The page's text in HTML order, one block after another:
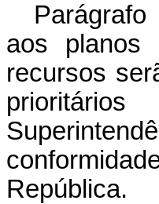
aos
recursos
República.